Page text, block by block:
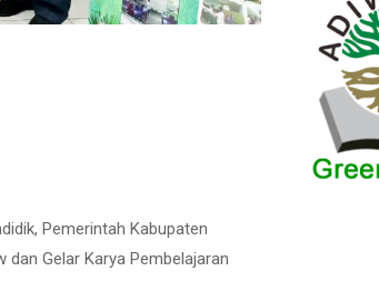
Pemerintah Kabupaten
dan Gelar Karya Pembelajaran